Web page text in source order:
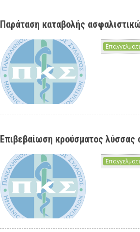
Παράταση καταβολής
Επιβεβαίωση κρούσματος λύσσας